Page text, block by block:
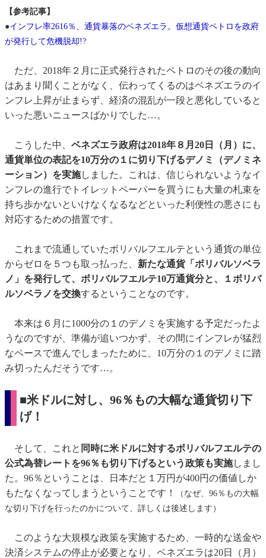
【参考記事】
●インフレ率2616％、通貨暴落のベネズエラ。仮想通貨ペトロを政府
が発行して危機脱却!?
ただ、2018年２月に正式発行されたペトロのその後の動向
はあまり聞くことがなく、伝わってくるのはベネズエラのイ
ンフレ上昇が止まらず、経済の混乱が一段と悪化していると
いった悪いニュースばかりでした…。
こうした中、 ベネズエラ政府は2018年８月20日（月）に、
通貨単位の表記を10万分の１に切り下げるデノミ（デノミネ
ーション）を実施しました。これは、信じられないようなイ
ンフレの進行でトイレットペーパーを買うにも大量の札束を
持ち歩かないといけなくなるなどといった利便性の悪さにも
対応するための措置です。
これまで流通していたボリバルフエルテという通貨の単位
からゼロを５つも取っ払った、 新たな通貨「ボリバルソベラ
ノ」を発行して、ボリバルフエルテ10万通貨分と、１ボリバ
ルソベラノを交換するということなのです。
本来は６月に1000分の１のデノミを実施する予定だったよ
うなのですが、準備が追いつかず、その間にインフレが猛烈
なペースで進んでしまったために、10万分の１のデノミに踏
み切ったんだそうです…。
■米ドルに対し、96％もの大幅な通貨切り下
げ！
そして、これと 同時に米ドルに対するボリバルフエルテの
公式為替レートを96％も切り下げるという政策も実施しまし
た。96％ということは、日本だと１万円が400円の価値しか
もたなくなってしまうということです！
（なぜ、96％もの大幅
な切り下げを行ったのかについて、詳しくは後述します）
このような大規模な政策を実施するため、一時的な送金や
決済システムの停止が必要となり、ベネズエラは20日（月）